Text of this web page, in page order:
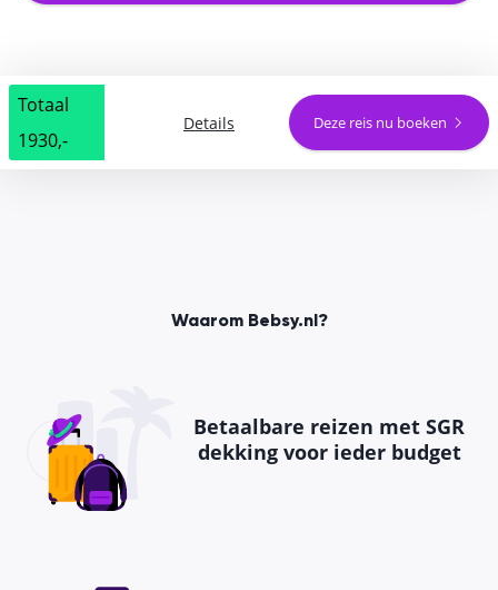
Totaal
1930,-
Details Deze reis nu boeken
Waarom Bebsy.nl?
Betaalbare reizen met SGR
dekking voor ieder budget